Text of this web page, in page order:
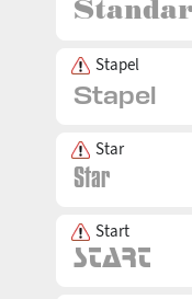
Stapel
Star
Start